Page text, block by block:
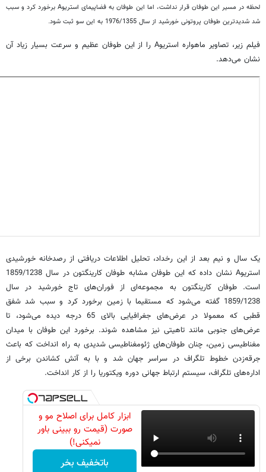
لحظه در مسیر این طوفان قرار نداشت، اما این طوفان به فضاپیمای
استریوA برخورد کرد و سبب
شد شدیدترین طوفان پروتونی خورشید از سال 1976/1355 به این سو ثبت شود.
فیلم زیر، تصاویر ماهواره استریوA را از این طوفان عظیم و سرعت بسیار زیاد آن
نشان می‌دهد.
یک سال و نیم بعد از این رخداد، تحلیل اطلاعات دریافتی از رصدخانه خورشیدی
استریوA نشان داده که این طوفان مشابه طوفان کارینگتون در سال 1859/1238
است. طوفان کارینگتون به مجموعه‌ای از فوران‌های تاج خورشید در سال
1859/1238 گفته می‌شود که مستقیما با زمین برخورد کرد و سبب شد شفق
قطبی که معمولا در عرض‌های جغرافیایی بالای 65 درجه دیده می‌شود، تا
عرض‌های جنوبی مانند تاهیتی نیز مشاهده شوند. برخورد این طوفان با میدان
مغناطیسی زمین، چنان طوفان‌های ژئومغناطیسی شدیدی به راه انداخت که باعث
جرقه‌زدن خطوط تلگراف در سراسر جهان شد و با به آتش کشاندن برخی از
اداره‌های تلگراف، سیستم ارتباط جهانی دوره ویکتوریا را از کار انداخت.
ابزار کامل برای اصلاح مو و
صورت (قیمت رو ببینی باور
نمیکنی!)
باتخفیف بخر